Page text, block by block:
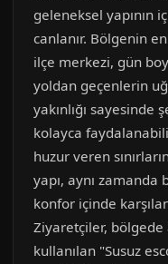
geleneksel yapının
canlanır. Bölgenin
ilçe merkezi, gün
yoldan geçenlerin
yakınlığı sayesinde
kolayca
huzur veren
yapı, aynı
konfor içinde
Ziyaretçiler, bölgede
kullanılan "Susuz